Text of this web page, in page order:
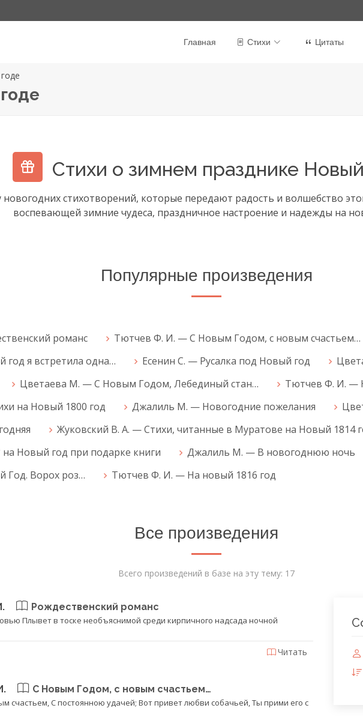
Главная Стихи Цитаты
Стихи о зимнем празднике
новогодних стихотворений, которые передают радость и волшебство
воспевающей зимние чудеса, праздничное настроение и надежды на
Популярные произведения
романс
Тютчев Ф. И. — С Новым Годом, с новым счастьем…
я встретила одна…
Есенин С. — Русалка под Новый год
Цветаева М. — С Новым Годом, Лебединый стан…
Тютчев Ф. И. —
на Новый 1800 год
Джалиль М. — Новогодние пожелания
Жуковский В. А. — Стихи, читанные в Муратове на Новый 1814
Новый год при подарке книги
Джалиль М. — В новогоднюю ночь
Год. Ворох роз…
Тютчев Ф. И. — На новый 1816 год
Все произведения
Всего произведений в базе на эту тему: 17
Рождественский романс
Плывет в тоске необъяснимой среди кирпичного надсада ночной
Читать
С Новым Годом, с новым счастьем…
счастьем, С постоянною удачей; Вот привет любви собачьей, Ты прими его с